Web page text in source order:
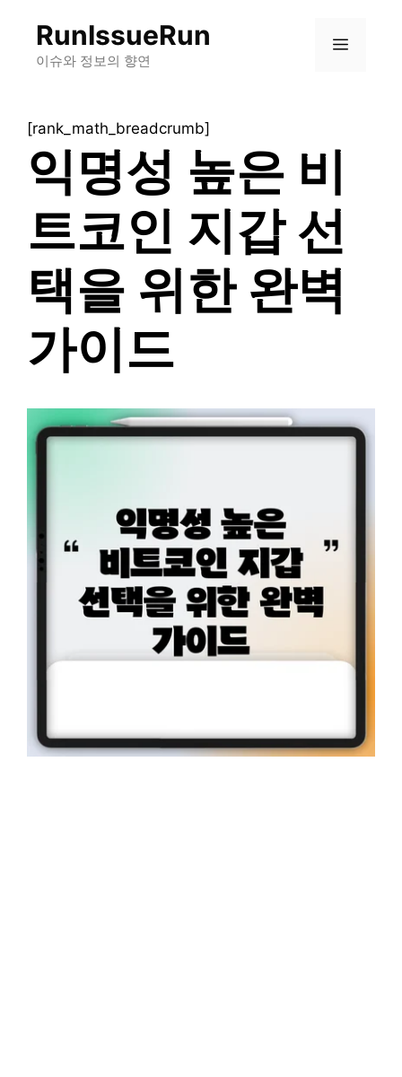
RunIssueRun
이슈와 정보의 향연
메
[rank_math_breadcrumb]
익명성 높은 비
트코인 지갑 선
택을 위한 완벽
가이드